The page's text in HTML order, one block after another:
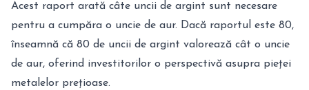
Acest raport arată câte uncii de argint sunt necesare
pentru a cumpăra o uncie de aur. Dacă raportul este 80,
înseamnă că 80 de uncii de argint valorează cât o uncie
de aur, oferind investitorilor o perspectivă asupra pieței
metalelor prețioase.